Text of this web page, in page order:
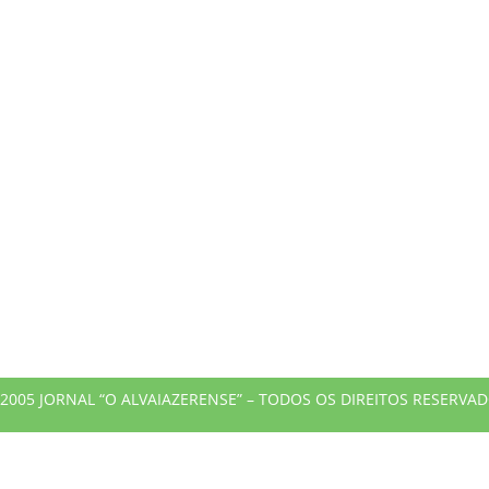
JORNAL “O ALVAIAZERENSE” – TODOS OS DIREITOS